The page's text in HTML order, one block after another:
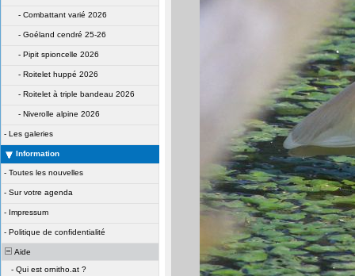
- Combattant varié 2026
- Goéland cendré 25-26
- Pipit spioncelle 2026
- Roitelet huppé 2026
- Roitelet à triple bandeau 2026
- Niverolle alpine 2026
- Les galeries
Information
- Toutes les nouvelles
- Sur votre agenda
- Impressum
- Politique de confidentialité
Aide
- Qui est ornitho.at ?